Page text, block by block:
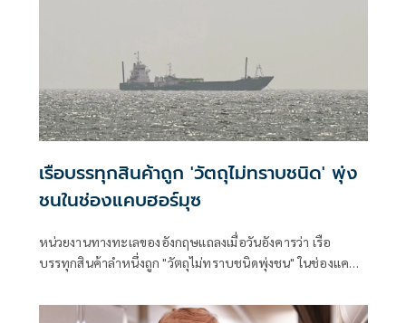
เรือบรรทุกสินค้าถูก 'วัตถุไม่ทราบชนิด' พุ่ง
ชนในช่องแคบฮอร์มุซ
หน่วยงานทางทะเลของอังกฤษแถลงเมื่อวันอังคารว่า เรือ
บรรทุกสินค้าลำหนึ่งถูก "วัตถุไม่ทราบชนิดพุ่งชน" ในช่องแคบฮ